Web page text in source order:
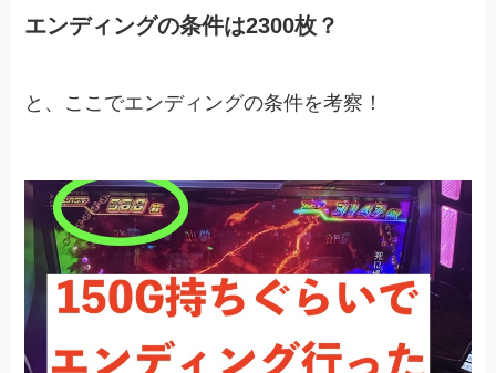
エンディングの条件は2300枚？
と、ここでエンディングの条件を考察！